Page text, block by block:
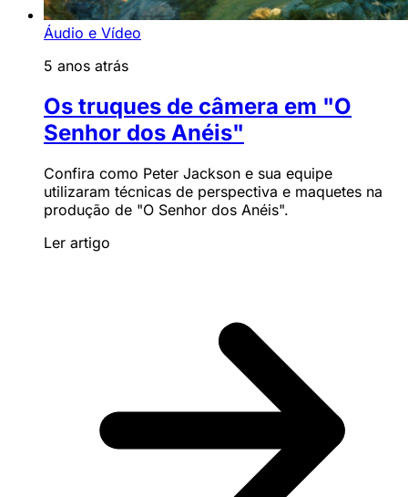
Áudio e Vídeo
5 anos atrás
Os truques de câmera em "O
Senhor dos Anéis"
Confira como Peter Jackson e sua equipe
utilizaram técnicas de perspectiva e maquetes na
produção de "O Senhor dos Anéis".
Ler artigo